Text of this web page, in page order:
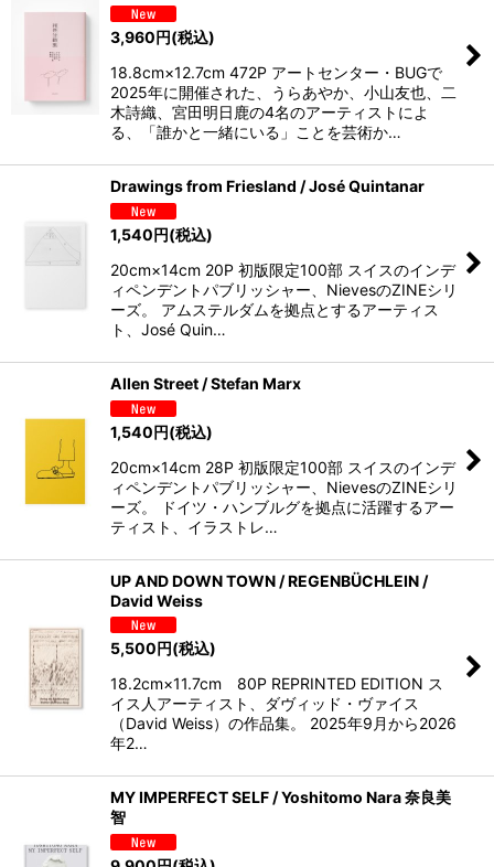
3,960円(税込)
18.8cm×12.7cm 472P アートセンター・BUGで
2025年に開催された、うらあやか、小山友也、二
木詩織、宮田明日鹿の4名のアーティストによ
る、「誰かと一緒にいる」ことを芸術か…
Drawings from Friesland / José Quintanar
1,540円(税込)
20cm×14cm 20P 初版限定100部 スイスのインデ
ィペンデントパブリッシャー、NievesのZINEシリ
ーズ。 アムステルダムを拠点とするアーティス
ト、José Quin…
Allen Street / Stefan Marx
1,540円(税込)
20cm×14cm 28P 初版限定100部 スイスのインデ
ィペンデントパブリッシャー、NievesのZINEシリ
ーズ。 ドイツ・ハンブルグを拠点に活躍するアー
ティスト、イラストレ…
UP AND DOWN TOWN / REGENBÜCHLEIN /
David Weiss
5,500円(税込)
18.2cm×11.7cm 80P REPRINTED EDITION ス
イス人アーティスト、ダヴィッド・ヴァイス
（David Weiss）の作品集。 2025年9月から2026
年2…
MY IMPERFECT SELF / Yoshitomo Nara 奈良美
智